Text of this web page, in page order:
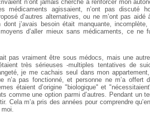
n’ont jamais cherché à renforcer mon
médicaments agissaient, n’ont pas discuté
d’autres alternatives, ou ne m’ont pas
dont j’avais besoin était manquante,
d’aller mieux sans médicaments, ce
pas vraiment être sous médocs, mais une
très sérieuses -multiples tentatives de
je me cachais seul dans mon
n’a pas fonctionné, et personne ne m’a offert
étaient d’origine "biologique" et
comme une option parmi d’autres. Pendant un
Cela m’a pris des années pour comprendre
moi.